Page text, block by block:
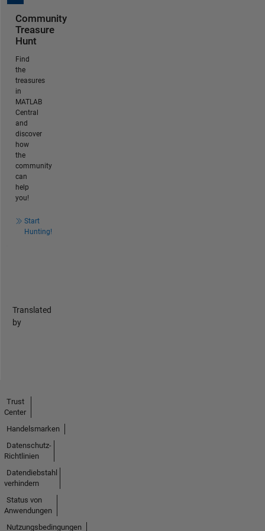
Community
Treasure
Hunt
Find
the
treasures
in
MATLAB
Central
and
discover
how
the
community
can
help
you!
Start
Hunting!
Translated
by
Trust
Center
Handelsmarken
Datenschutz-
Richtlinien
Datendiebstahl
verhindern
Status von
Anwendungen
Nutzungsbedingungen